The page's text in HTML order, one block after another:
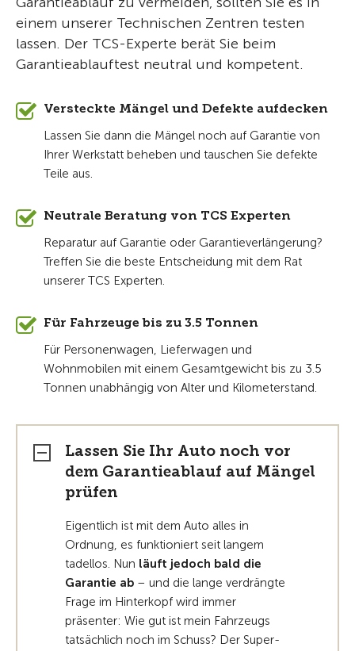
einem unserer Technischen Zentren testen
lassen. Der TCS-Experte berät Sie beim
Garantieablauftest neutral und kompetent.
Versteckte Mängel und Defekte aufdecken
Lassen Sie dann die Mängel noch auf Garantie von
Ihrer Werkstatt beheben und tauschen Sie defekte
Teile aus.
Neutrale Beratung von TCS Experten
Reparatur auf Garantie oder Garantieverlängerung?
Treffen Sie die beste Entscheidung mit dem Rat
unserer TCS Experten.
Für Fahrzeuge bis zu 3.5 Tonnen
Für Personenwagen, Lieferwagen und
Wohnmobilen mit einem Gesamtgewicht bis zu 3.5
Tonnen unabhängig von Alter und Kilometerstand.
Lassen Sie Ihr Auto noch vor
dem Garantieablauf auf Mängel
prüfen
Eigentlich ist mit dem Auto alles in
Ordnung, es funktioniert seit langem
tadellos. Nun läuft jedoch bald die
Garantie ab – und die lange verdrängte
Frage im Hinterkopf wird immer
präsenter: Wie gut ist mein Fahrzeugs
tatsächlich noch im Schuss? Der Super-